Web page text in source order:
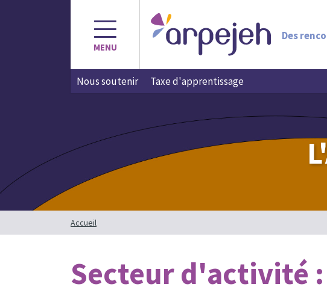
MENU
Des
Nous soutenir Taxe d'apprentissage
Accueil
Secteur d'activité :